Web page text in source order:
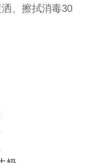
、擦拭消毒30